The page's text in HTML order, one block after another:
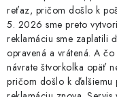
reťaz, pričom došlo k
5. 2026 sme preto
reklamáciu sme zaplatili
opravená a vrátená. A
návrate štvorkolka opäť
pričom došlo k ďalšiemu